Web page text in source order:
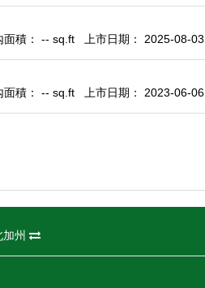
面積： -- sq.ft 上市日期： 2025-08-03
面積： -- sq.ft 上市日期： 2023-06-06
州